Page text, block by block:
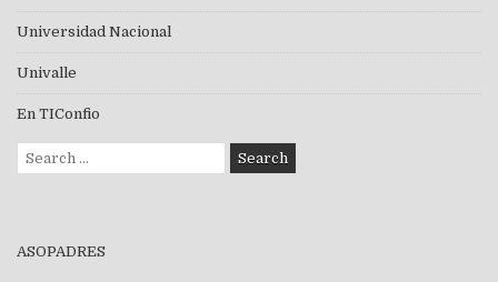
Universidad Nacional
Univalle
En TIConfio
Search
for:
ASOPADRES